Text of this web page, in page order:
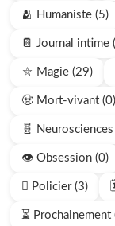
🫂 Humaniste (5)
📔 Journal intime
⛥ Magie (29)
🧟 Mort-vivant (0)
🧬
👁️ Obsession (0)
🫆 Policier (3)
⏳ Prochainement